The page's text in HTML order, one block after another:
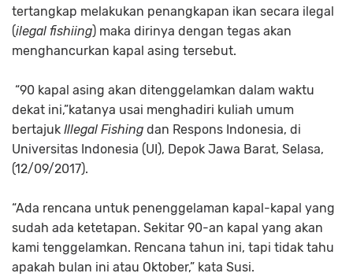
tertangkap melakukan penangkapan ikan secara ilegal
(ilegal fishiing) maka dirinya dengan tegas akan
menghancurkan kapal asing tersebut.
“90 kapal asing akan ditenggelamkan dalam waktu
dekat ini,”katanya usai menghadiri kuliah umum
bertajuk Illegal Fishing dan Respons Indonesia, di
Universitas Indonesia (UI), Depok Jawa Barat, Selasa,
(12/09/2017).
“Ada rencana untuk penenggelaman kapal-kapal yang
sudah ada ketetapan. Sekitar 90-an kapal yang akan
kami tenggelamkan. Rencana tahun ini, tapi tidak tahu
apakah bulan ini atau Oktober,” kata Susi.